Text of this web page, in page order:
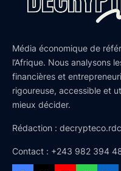
Média économique de
l’Afrique. Nous analysons
financières et
rigoureuse, accessible et
mieux décider.
Rédaction :
Contact : +243 982 394